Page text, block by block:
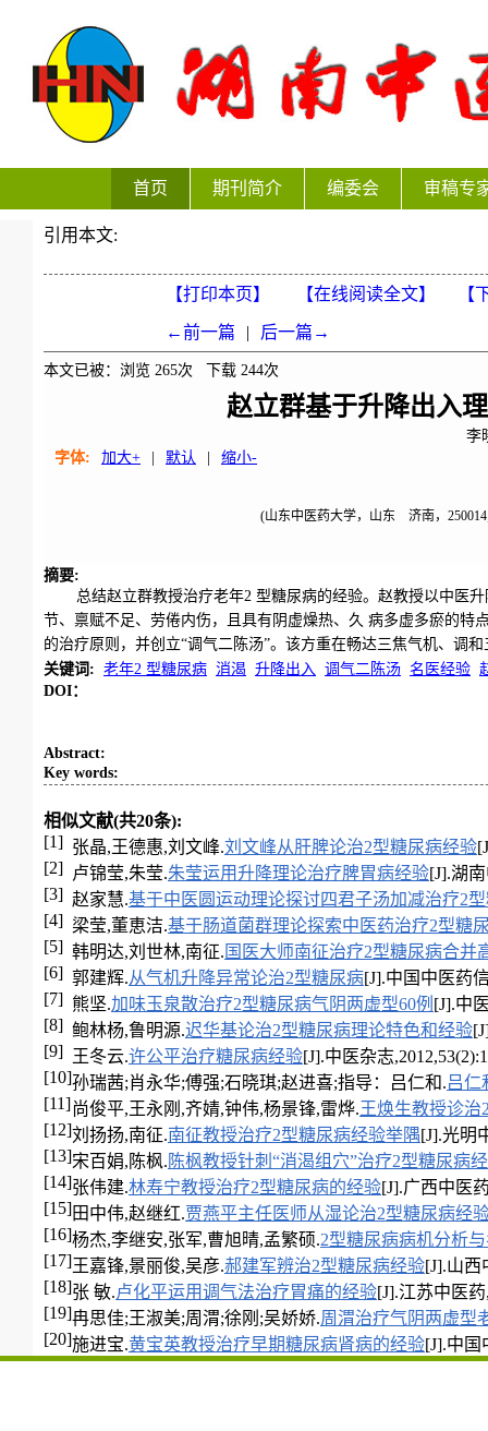
首页 期刊简介 编委会 审稿专
引用本文:
【打印本页】 【在线阅读全文】 【
←前一篇 | 后一篇→
本文已被：浏览 265次 下载 244次
赵立群基于升降出入
李
字体:
加大+ 默认 缩小-
(山东中医药大学，山东 济南，
摘要:
总结赵立群教授治疗老年2 型糖尿病的经验。赵教授以中医
节、禀赋不足、劳倦内伤，且具有阴虚燥热、久 病多虚多瘀的特
的治疗原则，并创立“调气二陈汤”。该方重在畅达三焦气机、调
关键词 : 老年2 型糖尿病 消渴 升降出入 调气二陈汤 名医经验
DOI：
Abstract:
Key words:
相似文献(共20条):
[1] 张晶,王德惠,刘文峰.刘文峰从肝脾论治2型糖尿病经验
[2] 卢锦莹,朱莹.朱莹运用升降理论治疗脾胃病经验[J].湖
[3] 赵家慧.基于中医圆运动理论探讨四君子汤加减治疗2
[4] 梁莹,董恵洁.基于肠道菌群理论探索中医药治疗2型糖
[5] 韩明达,刘世林,南征. 国医大师南征治疗2型糖尿病合并
[6] 郭建辉.从气机升降异常论治2型糖尿病[J].中国中医药
[7] 熊坚.加味玉泉散治疗2型糖尿病气阴两虚型60例 [J].中
[8] 鲍林杨,鲁明源.迟华基论治2型糖尿病理论特色和经验
[9] 王冬云.许公平治疗糖尿病经验[J].中医杂志
[10]孙瑞茜;肖永华;傅强;石晓琪;赵进喜;指导：吕仁和.吕仁
[11]尚俊平,王永刚,齐婧,钟伟,杨景锋,雷烨.王焕生教授诊治
[12]刘扬扬,南征.南征教授治疗2型糖尿病经验举隅[J].光明
[13]宋百娟,陈枫. 陈枫教授针刺“消渴组穴”治疗2型糖尿病
[14]张伟建.林寿宁教授治疗2型糖尿病的经验[J].广西中医
[15]田中伟,赵继红.贾燕平主任医师从湿论治2型糖尿病经
[16]杨杰,李继安,张军,曹旭晴,孟繁硕.2型糖尿病病机分析
[17]王嘉锋,景丽俊,吴彦.郝建军辨治2型糖尿病经验[J].山西
[18]张 敏.卢化平运用调气法治疗胃痛的经验[J].江苏中医药
[19]冉思佳;王淑美;周渭;徐刚;吴娇娇.周渭治疗气阴两虚型
[20]施进宝.黄宝英教授治疗早期糖尿病肾病的经验[J].中国